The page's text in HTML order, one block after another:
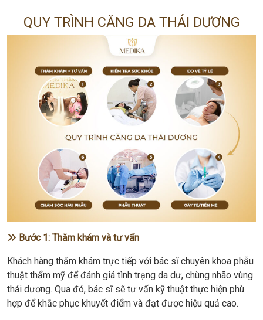
QUY TRÌNH CĂNG DA THÁI DƯƠNG
Bước 1: Thăm khám và tư vấn
Khách hàng thăm khám trực tiếp với bác sĩ chuyên khoa phẫu
thuật thẩm mỹ để đánh giá tình trạng da dư, chùng nhão vùng
thái dương. Qua đó, bác sĩ sẽ tư vấn kỹ thuật thực hiện phù
hợp để khắc phục khuyết điểm và đạt được hiệu quả cao.